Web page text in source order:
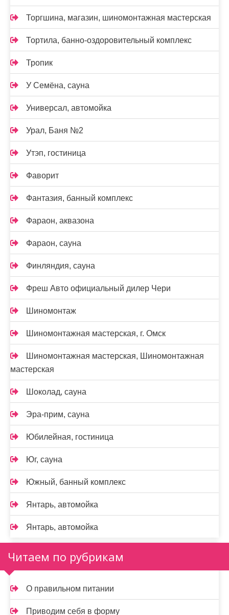
Торгшина, магазин, шиномонтажная мастерская
Тортила, банно-оздоровительный комплекс
Тропик
У Семёна, сауна
Универсал, автомойка
Урал, Баня №2
Утэп, гостиница
Фаворит
Фантазия, банный комплекс
Фараон, аквазона
Фараон, сауна
Финляндия, сауна
Фреш Авто официальный дилер Чери
Шиномонтаж
Шиномонтажная мастерская, г. Омск
Шиномонтажная мастерская, Шиномонтажная
мастерская
Шоколад, сауна
Эра-прим, сауна
Юбилейная, гостиница
Юг, сауна
Южный, банный комплекс
Янтарь, автомойка
Янтарь, автомойка
Читаем по рубрикам
О правильном питании
Приводим себя в форму